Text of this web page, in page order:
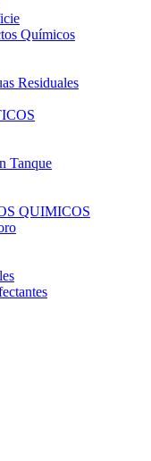
Químicos
Residuales
Tanque
QUIMICOS